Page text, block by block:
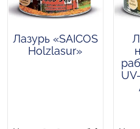
Лазурь «SAICOS
Holzlasur»